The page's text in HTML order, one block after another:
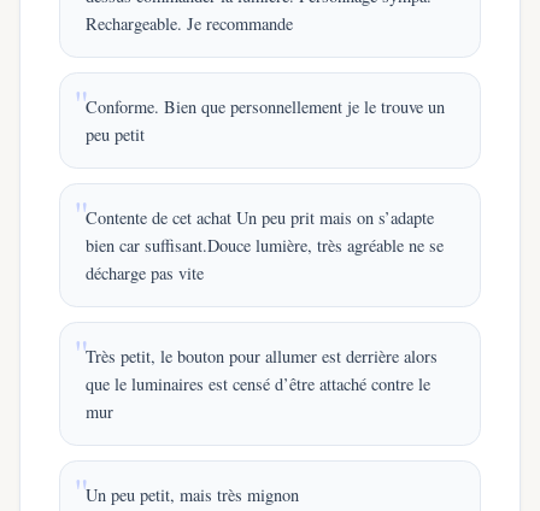
Rechargeable. Je recommande
Conforme. Bien que personnellement je le trouve un
peu petit
Contente de cet achat Un peu prit mais on s’adapte
bien car suffisant.Douce lumière, très agréable ne se
décharge pas vite
Très petit, le bouton pour allumer est derrière alors
que le luminaires est censé d’être attaché contre le
mur
Un peu petit, mais très mignon